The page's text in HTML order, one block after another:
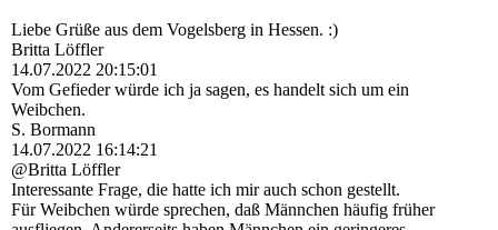
Liebe Grüße aus dem Vogelsberg in Hessen. :)
Britta Löffler
14.07.2022 20:15:01
Vom Gefieder würde ich ja sagen, es handelt sich um ein
Weibchen.
S. Bormann
14.07.2022 16:14:21
@Britta Löffler
Interessante Frage, die hatte ich mir auch schon gestellt.
Für Weibchen würde sprechen, daß Männchen häufig früher